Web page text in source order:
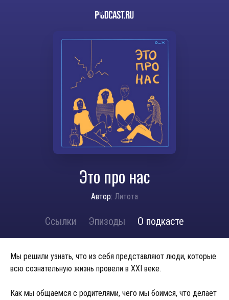
Это про нас
Автор: Литота
Ссылки Эпизоды О подкасте
Мы решили узнать, что из себя представляют люди, которые
всю сознательную жизнь провели в XXI веке.
Как мы общаемся с родителями, чего мы боимся, что делает